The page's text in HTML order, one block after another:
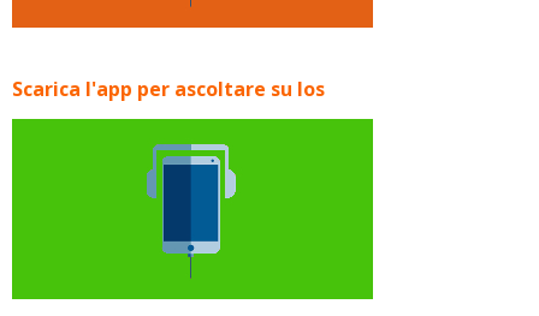
Scarica l'app per ascoltare su Ios